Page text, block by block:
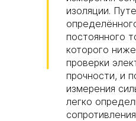
изоляции.
постоянного
которого
проверки
прочности, и
измерения
легко